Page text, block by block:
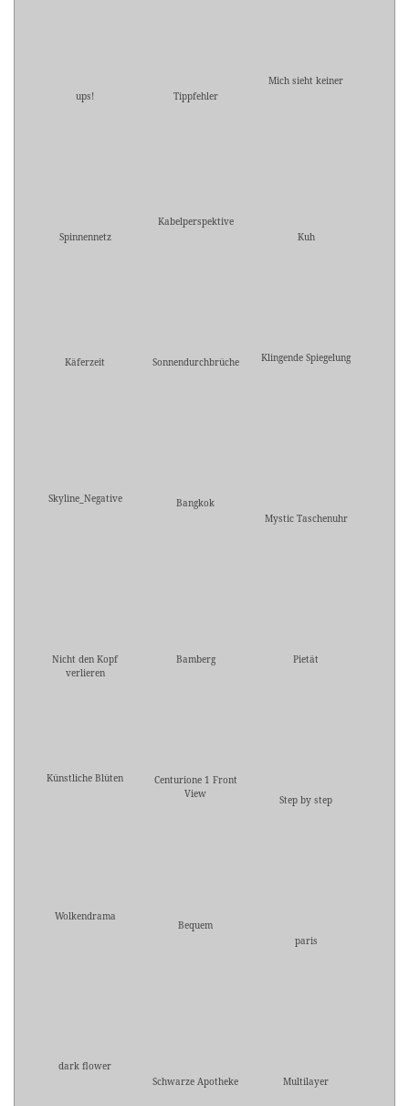
ups! Tippfehler
Mich sieht keiner
Spinnennetz
Kabelperspektive
Kuh
Käferzeit Sonnendurchbrüche Klingende Spiegelung
Skyline_Negative
Bangkok
Mystic Taschenuhr
Nicht den Kopf
verlieren
Bamberg Pietät
Künstliche Blüten
Centurione 1 Front
View
Step by step
Wolkendrama
Bequem
paris
dark flower
Schwarze Apotheke
Multilayer